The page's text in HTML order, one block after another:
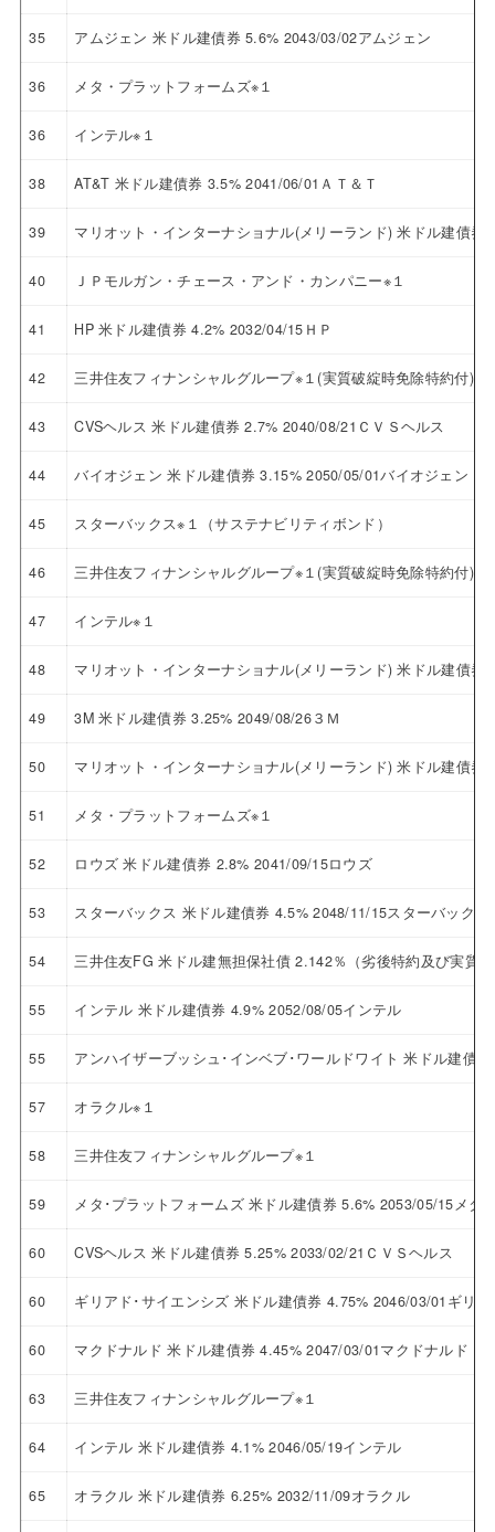
35 アムジェン 米ドル建債券 5.6% 2043/03/02アムジェン
36 メタ・プラットフォームズ※１
36 インテル※１
38 AT&T 米ドル建債券 3.5% 2041/06/01ＡＴ＆Ｔ
39 マリオット・インターナショナル(メリーランド) 米ドル建債
40 ＪＰモルガン・チェース・アンド・カンパニー※１
41 HP 米ドル建債券 4.2% 2032/04/15ＨＰ
42 三井住友フィナンシャルグループ※１(実質破綻時免除特約付)
43 CVSヘルス 米ドル建債券 2.7% 2040/08/21ＣＶＳヘルス
44 バイオジェン 米ドル建債券 3.15% 2050/05/01バイオジェン
45 スターバックス※１（サステナビリティボンド）
46 三井住友フィナンシャルグループ※１(実質破綻時免除特約付)
47 インテル※１
48 マリオット・インターナショナル(メリーランド) 米ドル建債
49 3M 米ドル建債券 3.25% 2049/08/26３Ｍ
50 マリオット・インターナショナル(メリーランド) 米ドル建債
51 メタ・プラットフォームズ※１
52 ロウズ 米ドル建債券 2.8% 2041/09/15ロウズ
53 スターバックス 米ドル建債券 4.5% 2048/11/15スターバックス
54 三井住友FG 米ドル建無担保社債 2.142％（劣後特約及び実質
55 インテル 米ドル建債券 4.9% 2052/08/05インテル
55 アンハイザーブッシュ･インベブ･ワールドワイト 米ドル建債
57 オラクル※１
58 三井住友フィナンシャルグループ※１
59 メタ･プラットフォームズ 米ドル建債券 5.6% 2053/05/15メタ
60 CVSヘルス 米ドル建債券 5.25% 2033/02/21ＣＶＳヘルス
60 ギリアド･サイエンシズ 米ドル建債券 4.75% 2046/03/01ギリ
60 マクドナルド 米ドル建債券 4.45% 2047/03/01マクドナルド
63 三井住友フィナンシャルグループ※１
64 インテル 米ドル建債券 4.1% 2046/05/19インテル
65 オラクル 米ドル建債券 6.25% 2032/11/09オラクル